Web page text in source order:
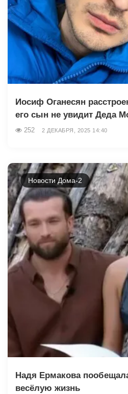
Иосиф Оганесян
его сын не увидит Деда
252 2 ДЕКАБРЯ, 2025 14:40
Новости Дома-2
Надя Ермакова
весёлую жизнь